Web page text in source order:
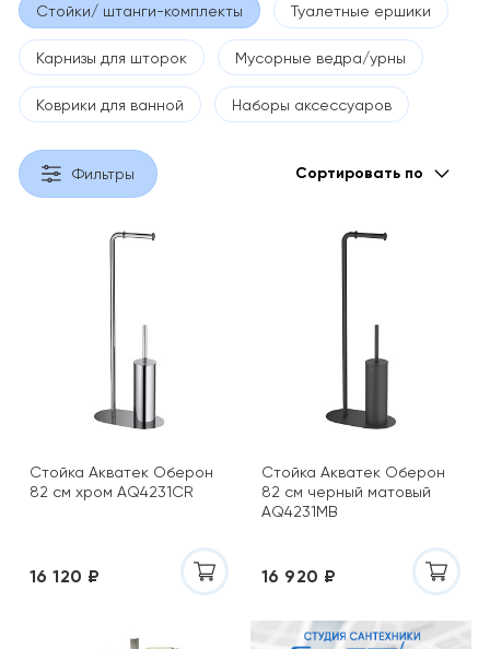
Стойки/ штанги-комплекты Туалетные ершики
Карнизы для шторок Мусорные ведра/урны
Коврики для ванной Наборы аксессуаров
Фильтры Сортировать по
Стойка Акватек Оберон
82 см хром AQ4231CR
16 120 ₽
Стойка Акватек Оберон
82 см черный матовый
AQ4231MB
16 920 ₽